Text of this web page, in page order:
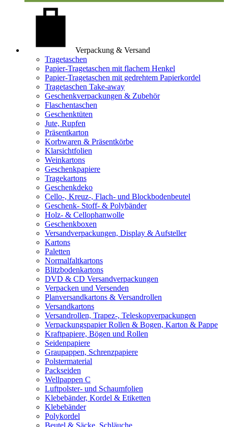
Verpackung & Versand
Tragetaschen
Papier-Tragetaschen mit flachem Henkel
Papier-Tragetaschen mit gedrehtem Papierkordel
Tragetaschen Take-away
Geschenkverpackungen & Zubehör
Flaschentaschen
Geschenktüten
Jute, Rupfen
Präsentkarton
Korbwaren & Präsentkörbe
Klarsichtfolien
Weinkartons
Geschenkpapiere
Tragekartons
Geschenkdeko
Cello-, Kreuz-, Flach- und Blockbodenbeutel
Geschenk- Stoff- & Polybänder
Holz- & Cellophanwolle
Geschenkboxen
Versandverpackungen, Display & Aufsteller
Kartons
Paletten
Normalfaltkartons
Blitzbodenkartons
DVD & CD Versandverpackungen
Verpacken und Versenden
Planversandkartons & Versandrollen
Versandkartons
Versandrollen, Trapez-, Teleskopverpackungen
Verpackungspapier Rollen & Bogen, Karton & Pappe
Kraftpapiere, Bögen und Rollen
Seidenpapiere
Graupappen, Schrenzpapiere
Polstermaterial
Packseiden
Wellpappen C
Luftpolster- und Schaumfolien
Klebebänder, Kordel & Etiketten
Klebebänder
Polykordel